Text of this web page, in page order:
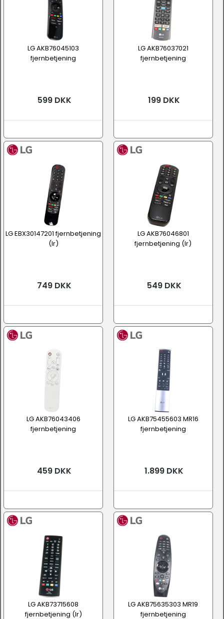
LG AKB76045103
fjernbetjening
599 DKK
LG AKB76037021
fjernbetjening
199 DKK
LG EBX30147201 fjernbetjening
(Ir)
749 DKK
LG AKB76046801
fjernbetjening (Ir)
549 DKK
LG AKB76043406
fjernbetjening
459 DKK
LG AKB75455603 MR16
fjernbetjening
1.899 DKK
LG AKB73715608
fjernbetjening (Ir)
LG AKB75635303 MR19
fjernbetjening